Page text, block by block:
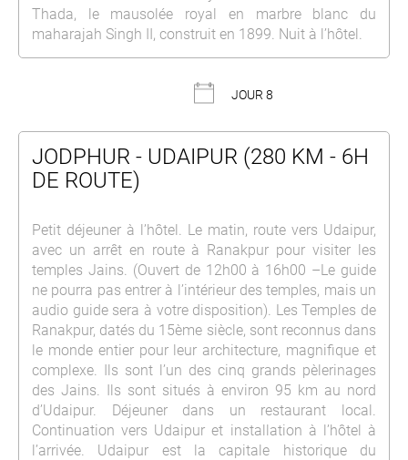
Thada, le mausolée royal en marbre blanc du
maharajah Singh II, construit en 1899. Nuit à l’hôtel.
JOUR 8
JODPHUR - UDAIPUR (280 KM - 6H
DE ROUTE)
Petit déjeuner à l’hôtel. Le matin, route vers Udaipur,
avec un arrêt en route à Ranakpur pour visiter les
temples Jains. (Ouvert de 12h00 à 16h00 –Le guide
ne pourra pas entrer à l’intérieur des temples, mais un
audio guide sera à votre disposition). Les Temples de
Ranakpur, datés du 15ème siècle, sont reconnus dans
le monde entier pour leur architecture, magnifique et
complexe. Ils sont l’un des cinq grands pèlerinages
des Jains. Ils sont situés à environ 95 km au nord
d’Udaipur. Déjeuner dans un restaurant local.
Continuation vers Udaipur et installation à l’hôtel à
l’arrivée. Udaipur est la capitale historique du